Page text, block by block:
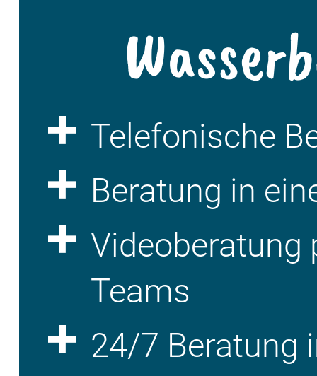
Telefonische
Beratung in
Videoberatung
Teams
24/7 Beratung